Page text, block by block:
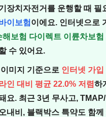
장치자전거를 운행할 때 필
이보험 이에요. 인터넷으로
해보험 다이렉트 이륜차보험
수 있어요.
미지 기준으로 인터넷 가입
인 대비 평균 22.0% 저렴하
요. 최근 3년 무사고, TMAP/
내비, 블랙박스 특약도 함께